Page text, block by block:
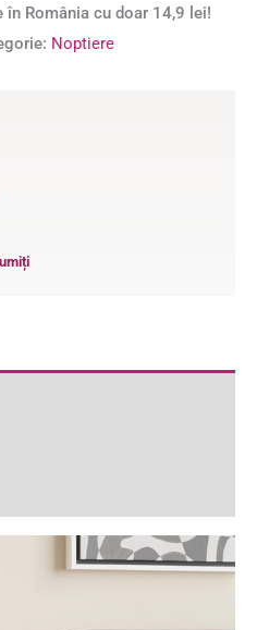
în România cu doar 14,9 lei!
Noptiere